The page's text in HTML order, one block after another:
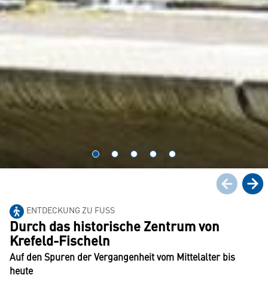
ENTDECKUNG ZU FUSS
Durch das historische Zentrum von
Krefeld-Fischeln
Auf den Spuren der Vergangenheit vom Mittelalter bis
heute